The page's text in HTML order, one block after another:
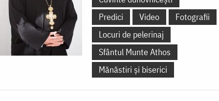
Predici
Video
Fotografii
Locuri de pelerinaj
Sfântul Munte Athos
Mănăstiri și biserici